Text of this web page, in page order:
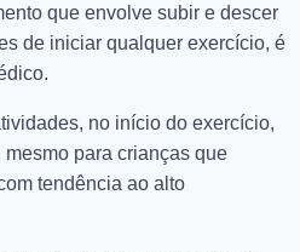
que envolve subir e descer
de iniciar qualquer exercício, é
no início do exercício,
para crianças que
tendência ao alto